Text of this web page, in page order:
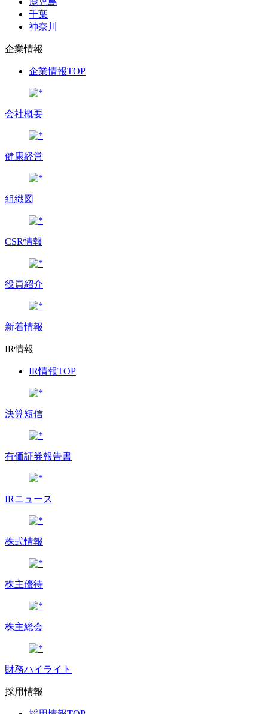
千葉
神奈川
企業情報
企業情報TOP
会社概要
健康経営
組織図
CSR情報
役員紹介
新着情報
IR情報
IR情報TOP
決算短信
有価証券報告書
IRニュース
株式情報
株主優待
株主総会
財務ハイライト
採用情報